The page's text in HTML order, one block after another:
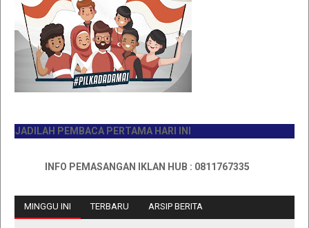
PEMBACA PERTAMA HARI INI
INFO PEMASANGAN IKLAN HUB : 0811767335
MINGGU INI TERBARU ARSIP BERITA